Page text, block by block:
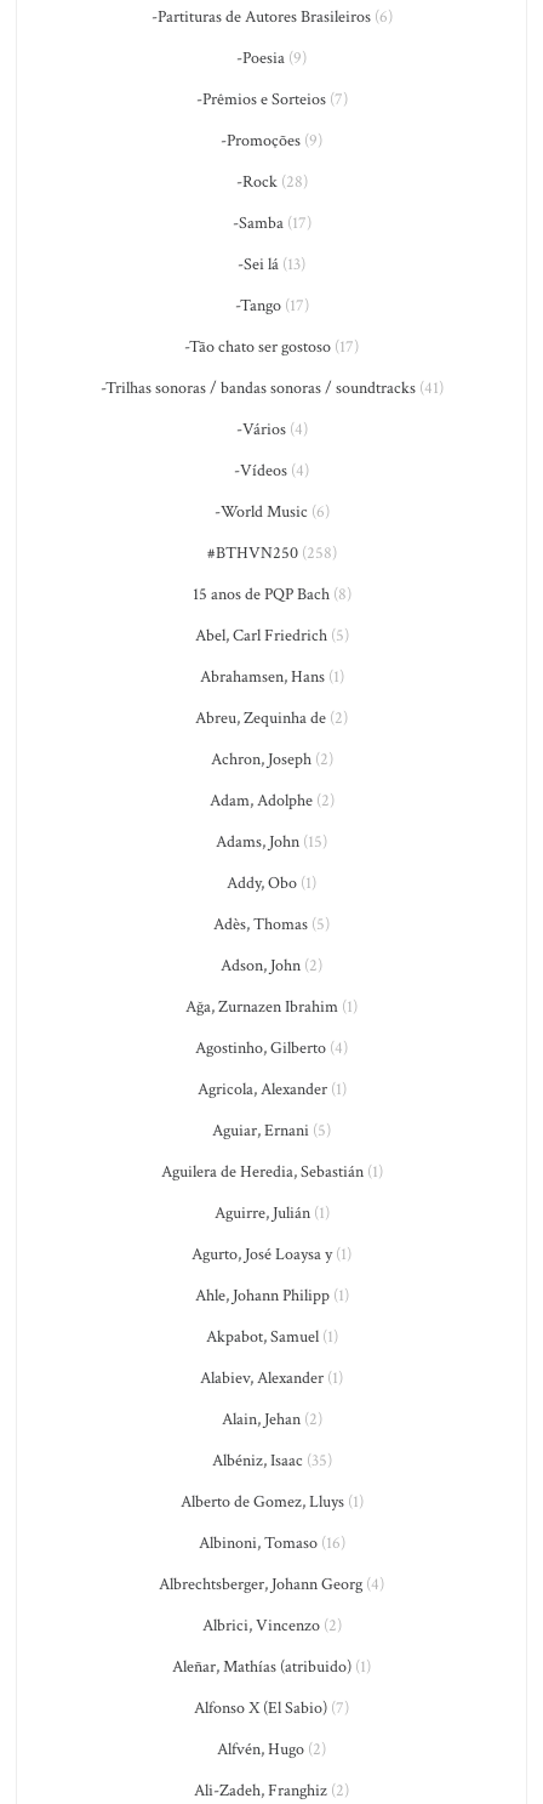
-Partituras de Autores Brasileiros(6)
-Poesia (9)
-Prêmios e Sorteios(7)
-Promoções (9)
-Rock(28)
-Samba(17)
-Sei lá (13)
-Tango(17)
-Tão chato ser gostoso (17)
-Trilhas sonoras / bandas sonoras / soundtracks(41)
-Vários(4)
-Vídeos (4)
-World Music (6)
#BTHVN250(258)
15 anos de PQP Bach(8)
Abel, Carl Friedrich(5)
Abrahamsen, Hans(1)
Abreu, Zequinha de (2)
Achron, Joseph(2)
Adam, Adolphe(2)
Adams, John (15)
Addy, Obo (1)
Adès, Thomas (5)
Adson, John (2)
Ağa, Zurnazen Ibrahim (1)
Agostinho, Gilberto (4)
Agricola, Alexander(1)
Aguiar, Ernani (5)
Aguilera de Heredia, Sebastián(1)
Aguirre, Julián(1)
Agurto, José Loaysa y(1)
Ahle, Johann Philipp(1)
Akpabot, Samuel(1)
Alabiev, Alexander (1)
Alain, Jehan(2)
Albéniz, Isaac (35)
Alberto de Gomez, Lluys(1)
Albinoni, Tomaso(16)
Albrechtsberger, Johann Georg (4)
Albrici, Vincenzo(2)
Aleñar, Mathías (atribuido) (1)
Alfonso X (El Sabio) (7)
Alfvén, Hugo (2)
Ali-Zadeh, Franghiz (2)